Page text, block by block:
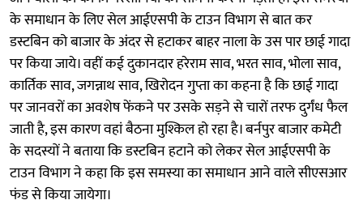
के समाधान के लिए सेल आईएसपी के टाउन विभाग से बात कर
डस्टबिन को बाजार के अंदर से हटाकर बाहर नाला के उस पार छाई गादा
पर किया जाये। वहीं कई दुकानदार हरेराम साव, भरत साव, भोला साव,
कार्तिक साव, जगन्नाथ साव, खिरोदन गुप्ता का कहना है कि छाई गादा
पर जानवरों का अवशेष फेंकने पर उसके सड़ने से चारों तरफ दुर्गंध फैल
जाती है, इस कारण वहां बैठना मुश्किल हो रहा है। बर्नपुर बाजार कमेटी
के सदस्यों ने बताया कि डस्टबिन हटाने को लेकर सेल आईएसपी के
टाउन विभाग ने कहा कि इस समस्या का समाधान आने वाले सीएसआर
फंड से किया जायेगा।